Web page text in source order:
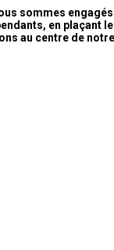
sommes
en plaçant
au centre de